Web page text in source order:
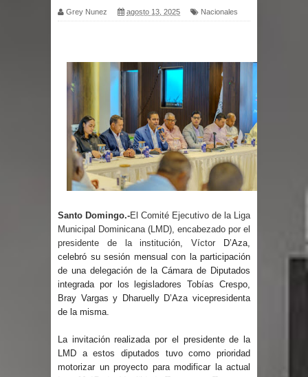
por un delicado problema cardíaco
dominicanos a unirse para sacar al
PRM del Gobierno
Tres detenidos tras detectarse una
presunta estafa contra el
PRM votará “por aclamación” a sus
nuevas autoridades
El expresidente peruano Ollanta
Humala queda en libertad tras la
anulación de condena de 15 años por
lavado
Grey Nunez agosto 13, 2025 Nacionales
Santo Domingo.-El Comité Ejecutivo de la Liga
Municipal Dominicana (LMD), encabezado por el
presidente de la institución, Víctor
D’Aza,
celebró su sesión mensual con la participación
de una delegación de la Cámara de Diputados
integrada por los legisladores Tobías Crespo,
Bray Vargas y Dharuelly D’Aza vicepresidenta
de la misma.
La invitación realizada por el presidente de la
LMD a estos diputados tuvo como prioridad
motorizar un proyecto para modificar la actual